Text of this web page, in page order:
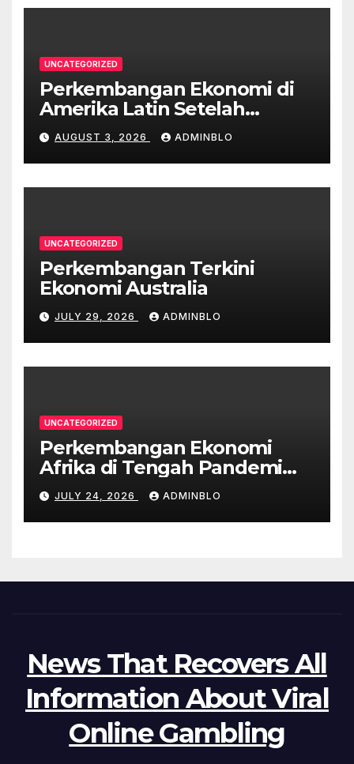
UNCATEGORIZED
Perkembangan Ekonomi di
Amerika Latin Setelah
Pandemi
AUGUST 3, 2026 ADMINBLO
UNCATEGORIZED
Perkembangan Terkini
Ekonomi Australia
JULY 29, 2026 ADMINBLO
UNCATEGORIZED
Perkembangan Ekonomi
Afrika di Tengah Pandemi
COVID-19
JULY 24, 2026 ADMINBLO
News That Recovers All
Information About Viral
Online Gambling